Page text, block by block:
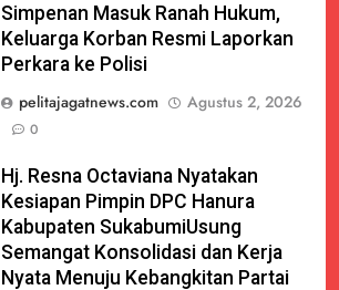
Simpenan Masuk Ranah Hukum,
Keluarga Korban Resmi Laporkan
Perkara ke Polisi
pelitajagatnews.com
Agustus 2, 2026
0
Hj. Resna Octaviana Nyatakan
Kesiapan Pimpin DPC Hanura
Kabupaten SukabumiUsung
Semangat Konsolidasi dan Kerja
Nyata Menuju Kebangkitan Partai